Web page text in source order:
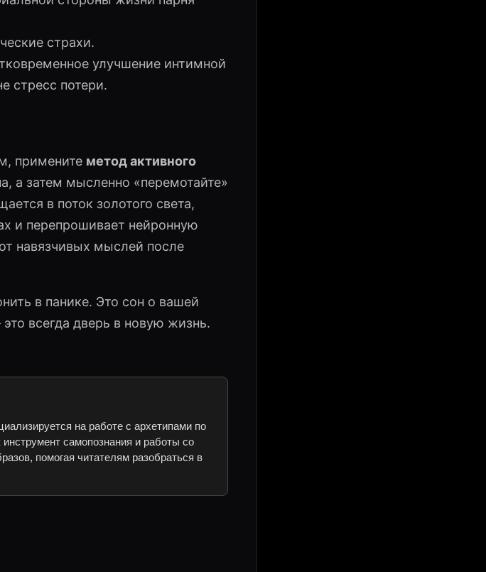
страхи.
улучшение интимной
стресс потери.
примените метод активного
а затем мысленно «перемотайте»
в поток золотого света,
и перепрошивает нейронную
навязчивых мыслей после
в панике. Это сон о вашей
всегда дверь в новую жизнь.
на работе с архетипами по
самопознания и работы со
помогая читателям разобраться в